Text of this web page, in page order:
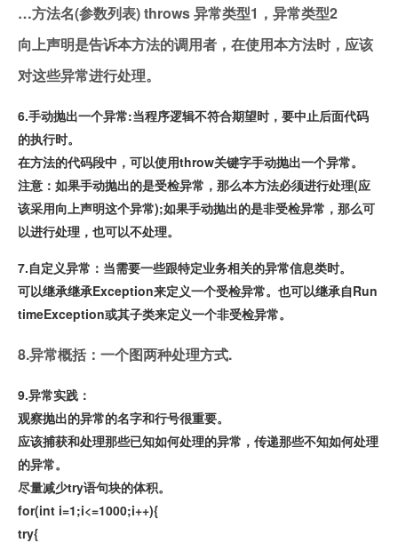
…方法名(参数列表) throws 异常类型1，异常类型2
向上声明是告诉本方法的调用者，在使用本方法时，应该
对这些异常进行处理。
6.手动抛出一个异常:当程序逻辑不符合期望时，要中止后面代码
的执行时。
在方法的代码段中，可以使用throw关键字手动抛出一个异常。
注意：如果手动抛出的是受检异常，那么本方法必须进行处理(应
该采用向上声明这个异常);如果手动抛出的是非受检异常，那么可
以进行处理，也可以不处理。
7.自定义异常：当需要一些跟特定业务相关的异常信息类时。
可以继承继承Exception来定义一个受检异常。也可以继承自Run
timeException或其子类来定义一个非受检异常。
8.异常概括：一个图两种处理方式.
9.异常实践：
观察抛出的异常的名字和行号很重要。
应该捕获和处理那些已知如何处理的异常，传递那些不知如何处理
的异常。
尽量减少try语句块的体积。
for(int i=1;i<=1000;i++){
try{